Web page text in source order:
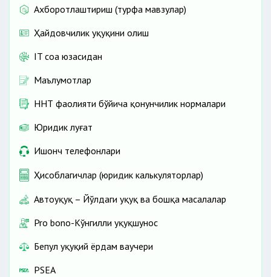
Ахборотлаштириш (турфа мавзулар)
Ҳайдовчилик ҳуқуқини олиш
IT соҳа юзасидан
Маълумотлар
ННТ фаолияти бўйича қонунчилик нормалари
Юридик луғат
Ишонч телефонлари
Ҳисоблагичлар (юридик калькуляторлар)
Автоҳуқуқ – Йўлдаги ҳуқуқ ва бошқа масалалар
Pro bono-Кўнгилли ҳуқуқшунос
Бепул ҳуқуқий ёрдам ваучери
PSEA